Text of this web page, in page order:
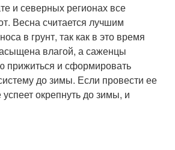
и северных регионах все
Весна считается лучшим
в грунт, так как в это время
влагой, а саженцы
прижиться и сформировать
до зимы. Если провести ее
окрепнуть до зимы, и